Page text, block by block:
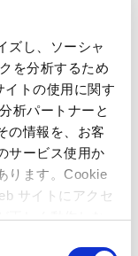
ズし、ソーシャ
を分析するため
トの使用に関す
析パートナーと
の情報を、お客
サービス使用か
ります。Cookie
サイトにアクセ
正しく動作しな
ファクトリー 常滑店
（クレイジーバ
月度イベント上位入
...